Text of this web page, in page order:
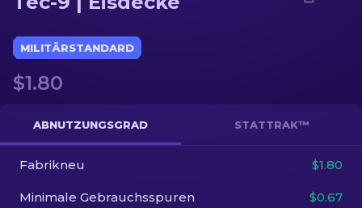
Scharfschützengewehr
Messer
Handschuh
Kisten
Andere
MILITÄRSTANDARD
$1.80
ABNUTZUNGSGRAD STATTRAK™
Fabrikneu $1.80
Minimale Gebrauchsspuren $0.67